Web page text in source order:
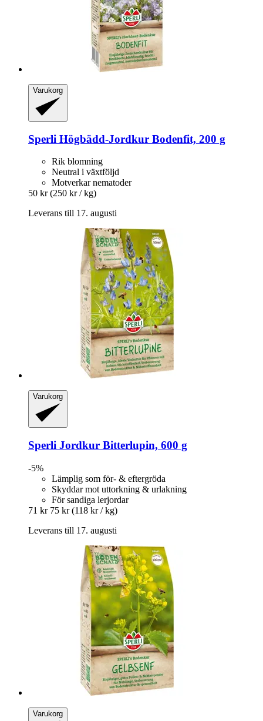
Varukorg
Sperli Högbädd-​Jordkur Bodenfit, 200 g
Rik blomning
Neutral i växtföljd
Motverkar nematoder
50 kr (250 kr / kg)
Leverans till 17. augusti
Varukorg
Sperli Jordkur Bitterlupin, 600 g
-5%
Lämplig som för- & eftergröda
Skyddar mot uttorkning & urlakning
För sandiga lerjordar
71 kr 75 kr (118 kr / kg)
Leverans till 17. augusti
Varukorg